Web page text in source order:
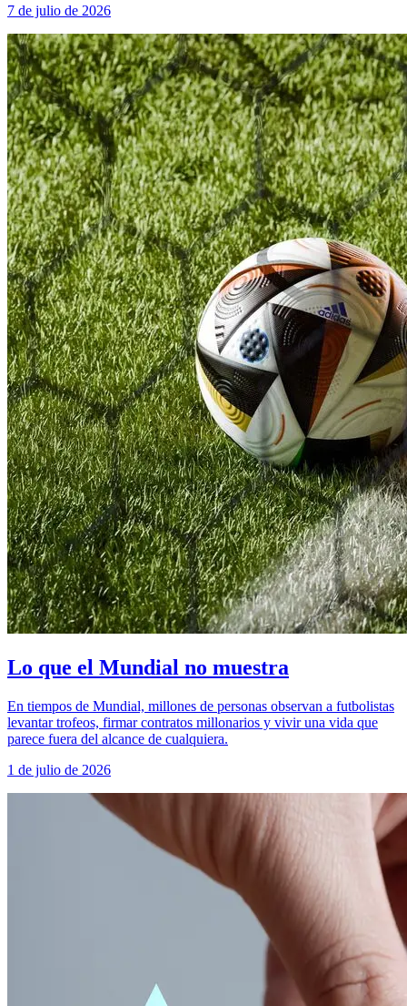
7 de julio de 2026
Lo que el Mundial no muestra
En tiempos de Mundial, millones de personas observan a futbolistas
levantar trofeos, firmar contratos millonarios y vivir una vida que
parece fuera del alcance de cualquiera.
1 de julio de 2026